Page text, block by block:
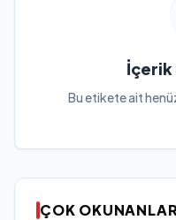
İçerik
Bu etikete ait
ÇOK OKUNANLAR